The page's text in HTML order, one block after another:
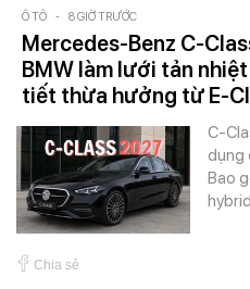
Ô TÔ - 8 GIỜ TRƯỚC
Mercedes-Benz C-
BMW làm lưới tản
tiết thừa hưởng từ E-
C-
dụng
Bao
Chia sẻ